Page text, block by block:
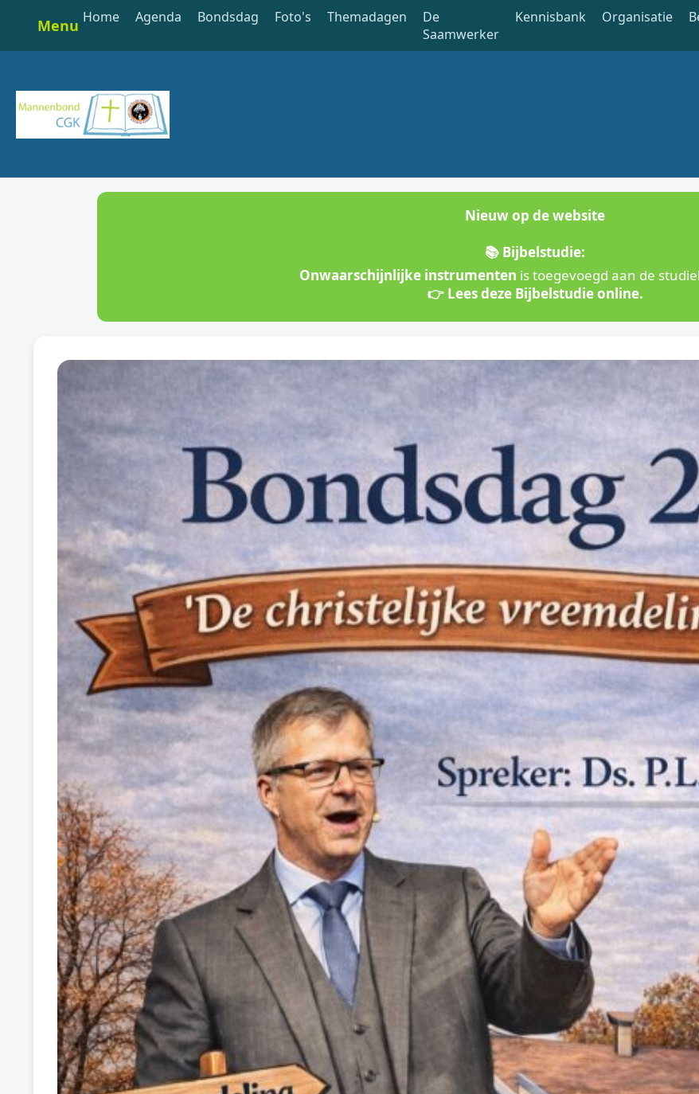
Menu Home Agenda Bondsdag Foto's Themadagen
De
Saamwerker
Kennisbank Organisatie
Nieuw op de website
📚 Bijbelstudie:
Onwaarschijnlijke instrumenten is toegevoegd aan de
👉 Lees deze Bijbelstudie online.